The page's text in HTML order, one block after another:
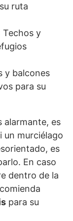
ruta
Techos y
y balcones
para su
alarmante, es
un murciélago
es
En caso
dentro de la
para su